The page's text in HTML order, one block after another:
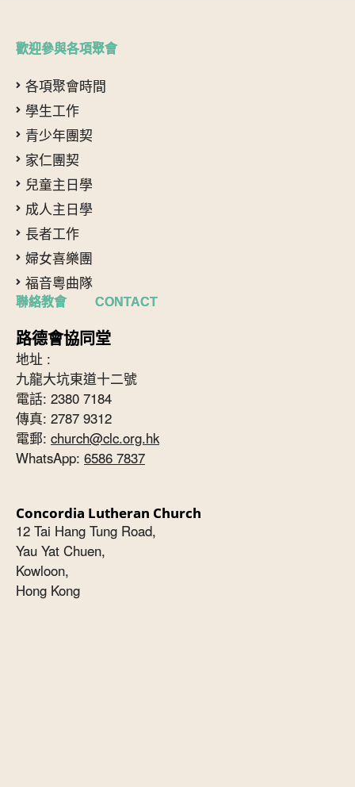
歡迎參與各項聚會
各項聚會時間
學生工作
青少年團契
家仁團契
兒童主日學
成人主日學
長者工作
婦女喜樂團
福音粵曲隊
聯絡教會 CONTACT
路德會協同堂
地址 :
九龍大坑東道十二號
電話: 2380 7184
傳真: 2787 9312
電郵: church@clc.org.hk
WhatsApp: 6586 7837
Concordia Lutheran Church
12 Tai Hang Tung Road,
Yau Yat Chuen,
Kowloon,
Hong Kong